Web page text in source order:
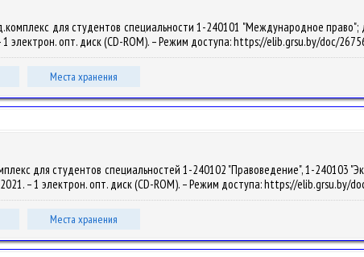
для студентов специальности 1-240101 "Международное право";
1 электрон. опт. диск (CD-ROM). – Режим доступа: https://elib.grsu.by/doc/
Места хранения
для студентов специальностей 1-240102 "Правоведение", 1-240103
– 1 электрон. опт. диск (CD-ROM). – Режим доступа: https://elib.grsu.by/
Места хранения